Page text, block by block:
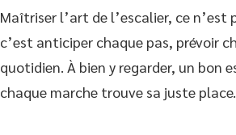
Maîtriser l’art de l’escalier, ce
c’est anticiper chaque pas, prévoir
quotidien. À bien y regarder, un bon
chaque marche trouve sa juste place.